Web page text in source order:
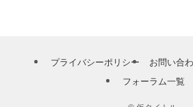
プライバシーポリシー お問い合
フォーラム一覧